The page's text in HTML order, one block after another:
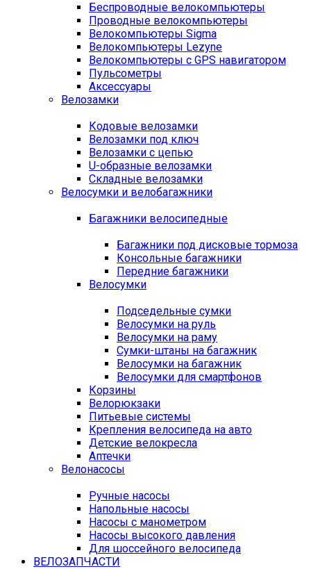
Беспроводные велокомпьютеры
Проводные велокомпьютеры
Велокомпьютеры Sigma
Велокомпьютеры Lezyne
Велокомпьютеры с GPS навигатором
Пульсометры
Аксессуары
Велозамки
Кодовые велозамки
Велозамки под ключ
Велозамки с цепью
U-образные велозамки
Складные велозамки
Велосумки и велобагажники
Багажники велосипедные
Багажники под дисковые тормоза
Консольные багажники
Передние багажники
Велосумки
Подседельные сумки
Велосумки на руль
Велосумки на раму
Сумки-штаны на багажник
Велосумки на багажник
Велосумки для смартфонов
Корзины
Велорюкзаки
Питьевые системы
Крепления велосипеда на авто
Детские велокресла
Аптечки
Велонасосы
Ручные насосы
Напольные насосы
Насосы с манометром
Насосы высокого давления
Для шоссейного велосипеда
ВЕЛОЗАПЧАСТИ